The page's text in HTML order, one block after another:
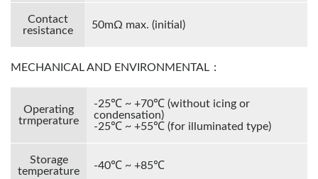
Contact
resistance
50mΩ max. (initial)
MECHANICAL AND ENVIRONMENTAL：
Operating
trmperature
-25℃ ~ +70℃ (without icing or
condensation)
-25℃ ~ +55℃ (for illuminated type)
Storage
temperature
-40℃ ~ +85℃